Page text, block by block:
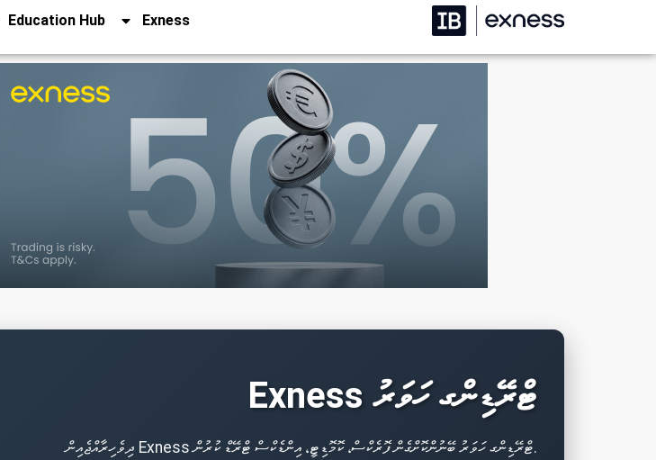
Exness
Education Hub
Exness ޓްރޭޑިންގ ހަވަރު
ދިވެހިރާއްޖެއިން Exness ޓްރޭޑިންގ ހަވަރު ބޭނުންކޮށްގެން ފޮރެކްސް، ކޮމޮޑިޓީ، އިންޑެކްސް ޓްރޭޑް ކުރުން.